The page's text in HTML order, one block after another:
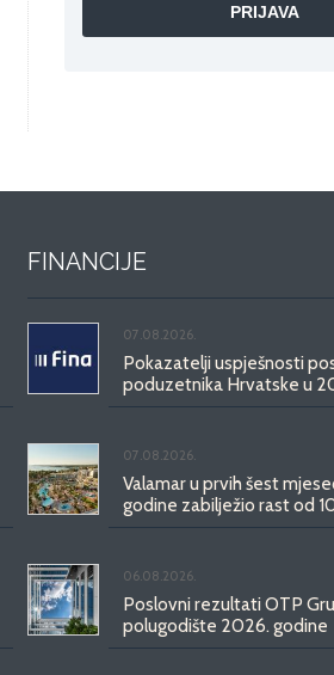
FINANCIJE
07.08.2026.
Pokazatelji uspješnosti
poduzetnika Hrvatske u
07.08.2026.
Valamar u prvih šest
godine zabilježio rast od
06.08.2026.
Poslovni rezultati OTP
polugodište 2026. godine